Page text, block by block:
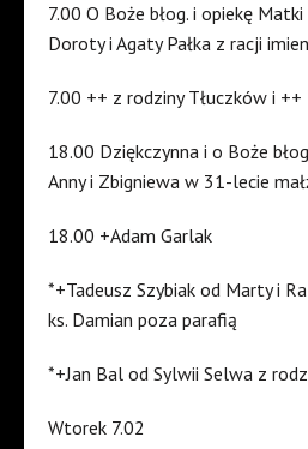
7.00 O Boże błog. i opiekę
Doroty i Agaty Pałka z racji
7.00 ++ z rodziny Tłuczków i
18.00 Dziękczynna i o Boże
Anny i Zbigniewa w 31-lecie
18.00 +Adam Garlak
*+Tadeusz Szybiak od Marty i
ks. Damian poza parafią
*+Jan Bal od Sylwii Selwa z
Wtorek 7.02